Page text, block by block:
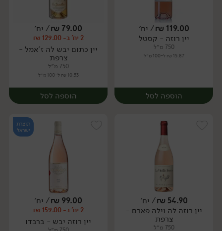
יח׳ יח׳
119.00
₪/ יח׳
יין רוזה - קסטל
750 מ״ל
15.87 ₪ ל-100 מ״ל
הוספה לסל
יח׳
79.00
₪/ יח׳
2 יח' ב- 129.00 ₪
יין כתום יבש לה ז'אמל -
צרפת
750 מ״ל
10.53 ₪ ל-100 מ״ל
הוספה לסל
יח׳
54.90
₪/ יח׳
יין רוזה לה וילה פארם -
צרפת
750 מ״ל
תוצרת
ישראל
99.00
₪/ יח׳
2 יח' ב- 159.00 ₪
יין רוזה יבש - ברבדו